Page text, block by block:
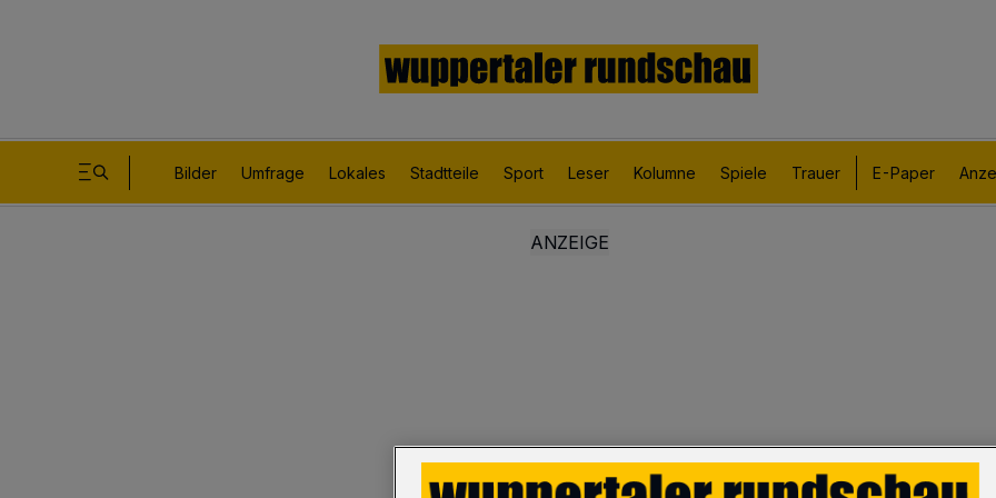
Bilder Umfrage Lokales Stadtteile Sport Leser Kolumne Spiele Trauer E-Paper